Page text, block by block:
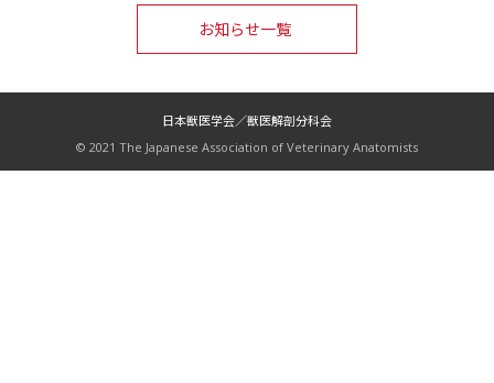
お知らせ一覧
日本獣医学会／獣医解剖分科会
© 2021 The Japanese Association of Veterinary Anatomists